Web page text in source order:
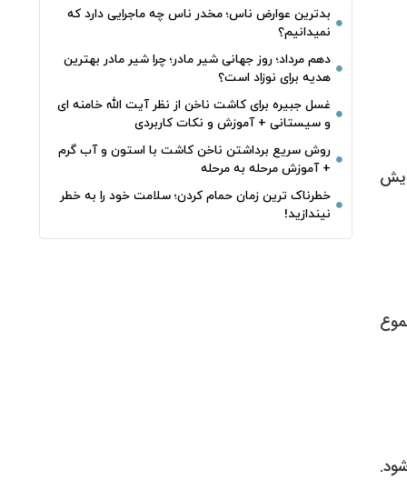
افزایش
مجموع
بدترین عوارض ناس؛ مخدر ناس چه ماجرایی دارد که
نمیدانیم؟
دهم مرداد؛ روز جهانی شیر مادر؛ چرا شیر مادر بهترین
هدیه برای نوزاد است؟
غسل جبیره برای کاشت ناخن از نظر آیت الله خامنه ای
و سیستانی + آموزش و نکات کاربردی
روش سریع برداشتن ناخن کاشت با استون و آب گرم
+ آموزش مرحله به مرحله
خطرناک‌ ترین زمان‌ حمام کردن؛ سلامت خود را به خطر
نیندازید!